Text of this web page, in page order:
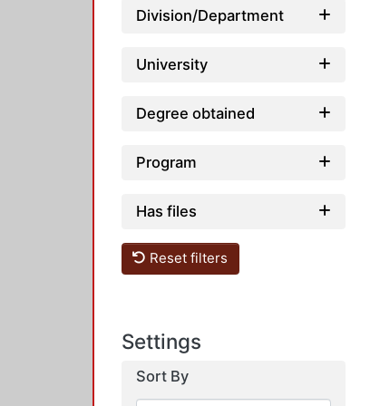
Division/Department
University
Degree obtained
Program
Has files
Reset filters
Settings
Sort By